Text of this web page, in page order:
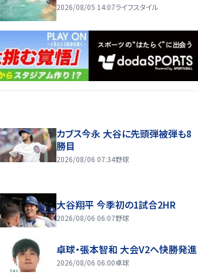
2026/08/05 14:07ライフスタイル
カブス今永 大谷に先頭弾被弾も8
勝目
2026/08/06 07:34野球
大谷翔平 今季初の1試合2HR
2026/08/06 06:07野球
卓球・張本智和 大会V2へ快勝発進
2026/08/06 06:00卓球